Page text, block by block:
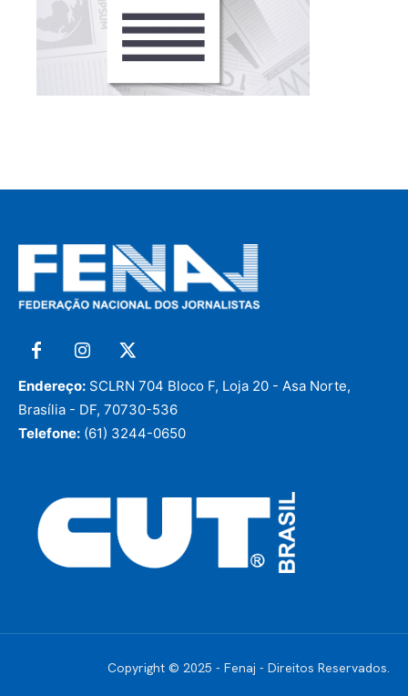
Endereço: SCLRN 704 Bloco F, Loja 20 - Asa Norte,
Brasília - DF, 70730-536
Telefone: (61) 3244-0650
Copyright © 2025 - Fenaj - Direitos Reservados.